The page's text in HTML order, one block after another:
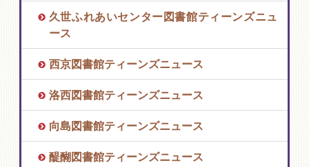
久世ふれあいセンター図書館ティーンズニュ
ース
西京図書館ティーンズニュース
洛西図書館ティーンズニュース
向島図書館ティーンズニュース
醍醐図書館ティーンズニュース